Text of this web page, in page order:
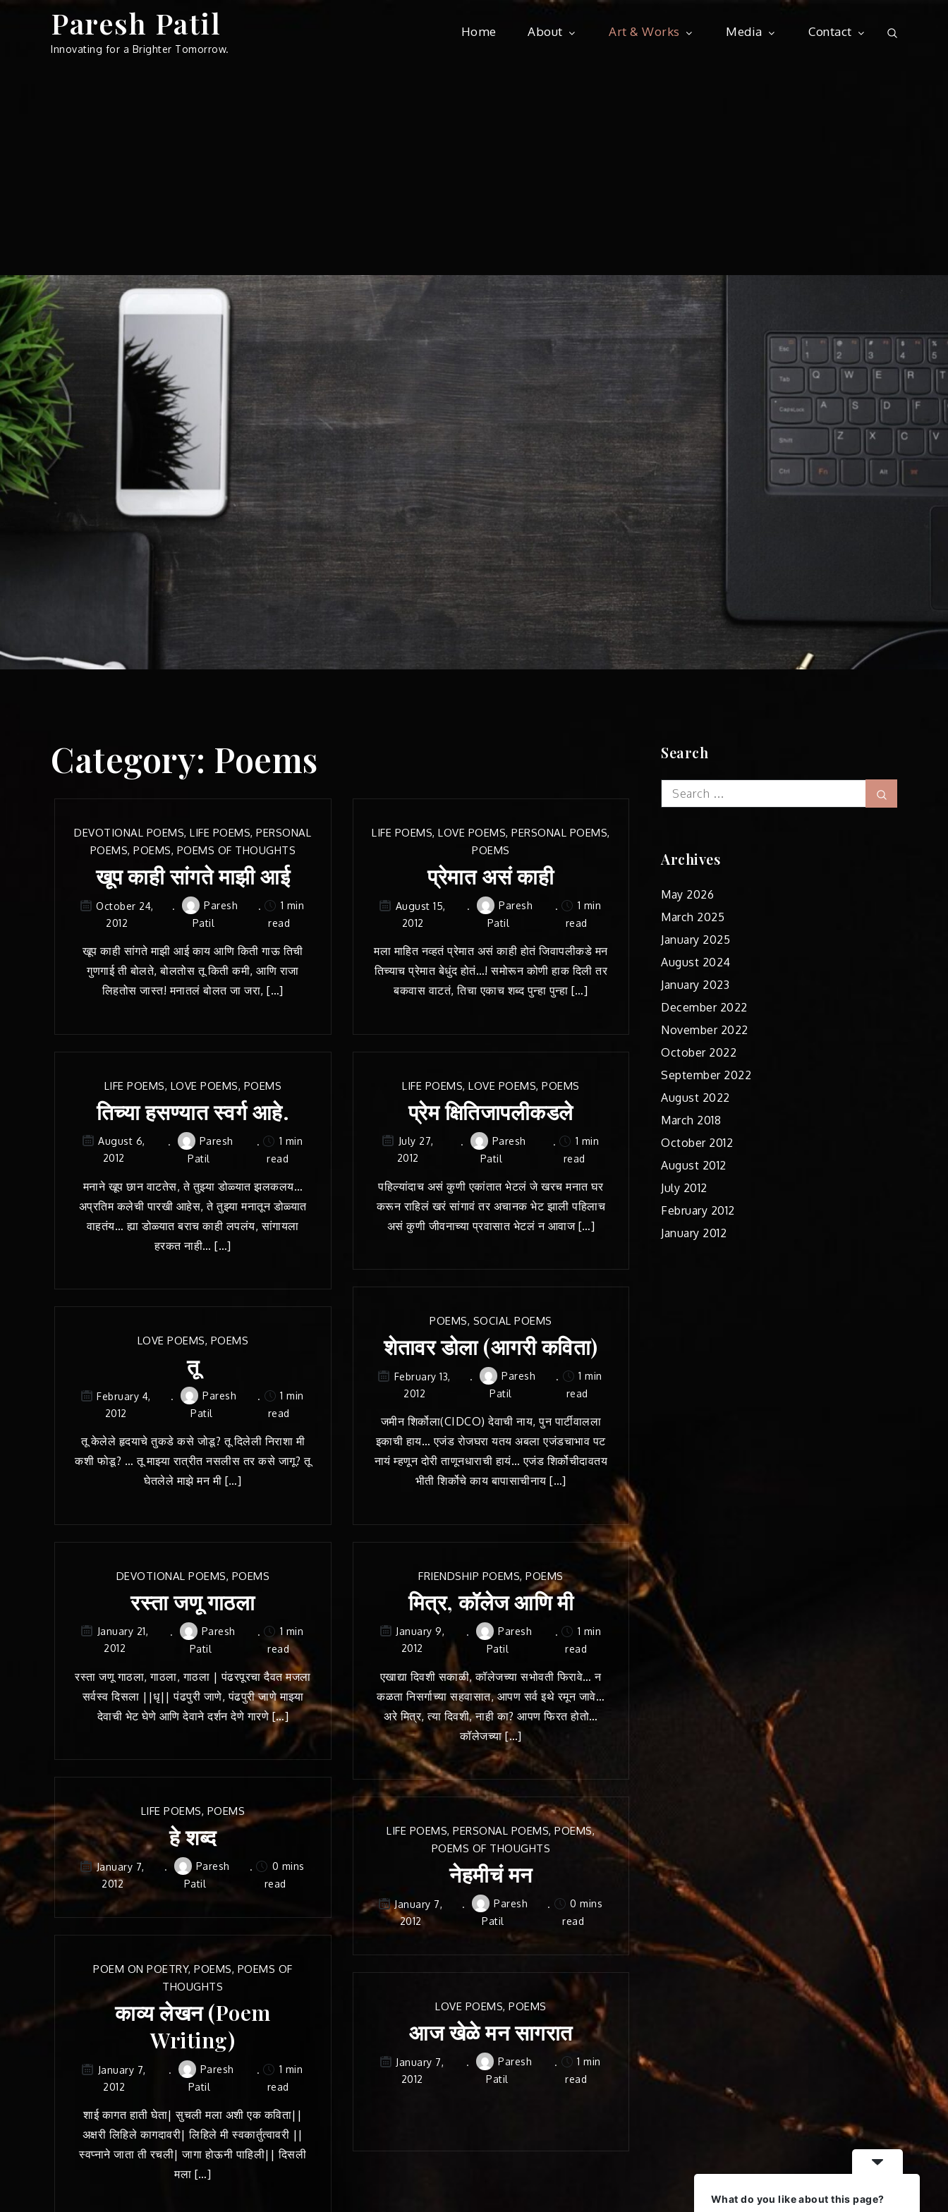
Paresh Patil
Innovating for a Brighter Tomorrow.
Home About Art & Works Media Contact
Category: Poems
DEVOTIONAL POEMS,LIFE POEMS,PERSONAL
POEMS, POEMS, POEMS OF THOUGHTS
खूप काही सांगते माझी आई
October 24,
2012
Paresh
Patil
1 min
read
खूप काही सांगते माझी आई काय आणि किती गाऊ तिची
गुणगाई ती बोलते, बोलतोस तू किती कमी, आणि राजा
लिहतोस जास्त! मनातलं बोलत जा जरा, […]
LIFE POEMS, LOVE POEMS, PERSONAL POEMS,
POEMS
प्रेमात असं काही
August 15,
2012
Paresh
Patil
1 min
read
मला माहित नव्हतं प्रेमात असं काही होतं जिवापलीकडे मन
तिच्याच प्रेमात बेधुंद होतं…! समोरून कोणी हाक दिली तर
बकवास वाटतं, तिचा एकाच शब्द पुन्हा पुन्हा […]
LIFE POEMS, LOVE POEMS, POEMS
तिच्या हसण्यात स्वर्ग आहे.
August 6,
2012
Paresh
Patil
1 min
read
मनाने खूप छान वाटतेस, ते तुझ्या डोळ्यात झलकलय…
अप्रतिम कलेची पारखी आहेस, ते तुझ्या मनातून डोळ्यात
वाहतंय… ह्या डोळ्यात बराच काही लपलंय, सांगायला
हरकत नाही… […]
LIFE POEMS, LOVE POEMS, POEMS
प्रेम क्षितिजापलीकडले
July 27,
2012
Paresh
Patil
1 min
read
पहिल्यांदाच असं कुणी एकांतात भेटलं जे खरच मनात घर
करून राहिलं खरं सांगावं तर अचानक भेट झाली पहिलाच
असं कुणी जीवनाच्या प्रवासात भेटलं न आवाज […]
POEMS, SOCIAL POEMS
शेतावर डोला (आगरी कविता)
February 13,
2012
Paresh
Patil
1 min
read
जमीन शिर्कोला(CIDCO) देवाची नाय, पुन पार्टीवालला
इकाची हाय… एजंड रोजघरा यतय अबला एजंडचाभाव पट
नायं म्हणून दोरी ताणूनधाराची हायं… एजंड शिर्कोचीदावतय
भीती शिर्कोचे काय बापासाचीनाय […]
LOVE POEMS, POEMS
तू
February 4,
2012
Paresh
Patil
1 min
read
तू केलेले हृदयाचे तुकडे कसे जोडू? तू दिलेली निराशा मी
कशी फोडू? … तू माझ्या रात्रीत नसलीस तर कसे जागू? तू
घेतलेले माझे मन मी […]
DEVOTIONAL POEMS, POEMS
रस्ता जणू गाठला
January 21,
2012
Paresh
Patil
1 min
read
रस्ता जणू गाठला, गाठला, गाठला | पंढरपूरचा दैवत मजला
सर्वस्व दिसला ||धृ|| पंढपुरी जाणे, पंढपुरी जाणे माझ्या
देवाची भेट घेणे आणि देवाने दर्शन देणे गारणे […]
FRIENDSHIP POEMS, POEMS
मित्र, कॉलेज आणि मी
January 9,
2012
Paresh
Patil
1 min
read
एखाद्या दिवशी सकाळी, कॉलेजच्या सभोवती फिरावे… न
कळता निसर्गाच्या सहवासात, आपण सर्व इथे रमून जावे…
अरे मित्र, त्या दिवशी, नाही का? आपण फिरत होतो…
कॉलेजच्या […]
LIFE POEMS, POEMS
हे शब्द
January 7,
2012
Paresh
Patil
0 mins
read
LIFE POEMS,PERSONAL POEMS,POEMS,
POEMS OF THOUGHTS
नेहमीचं मन
January 7,
2012
Paresh
Patil
0 mins
read
POEM ON POETRY, POEMS, POEMS OF
THOUGHTS
काव्य लेखन (Poem
Writing)
January 7,
2012
Paresh
Patil
1 min
read
शाई कागत हाती घेता| सुचली मला अशी एक कविता||
अक्षरी लिहिले कागदावरी| लिहिले मी स्वकार्तुत्वावरी ||
स्वप्नाने जाता ती रचली| जागा होऊनी पाहिली|| दिसली
मला […]
LOVE POEMS, POEMS
आज खेळे मन सागरात
January 7,
2012
Paresh
Patil
1 min
read
Search
Search
for:
Archives
May 2026
March 2025
January 2025
August 2024
January 2023
December 2022
November 2022
October 2022
September 2022
August 2022
March 2018
October 2012
August 2012
July 2012
February 2012
January 2012
What do you like about this page?